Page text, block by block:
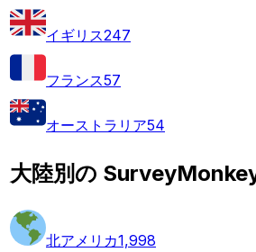
イギリス247
フランス57
オーストラリア54
大陸別の
北アメリカ1,998